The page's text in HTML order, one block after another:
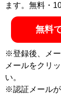
記事一覧へ
ます。無料・
無料
※登録後、メ
メールをクリ
い。
※認証メール